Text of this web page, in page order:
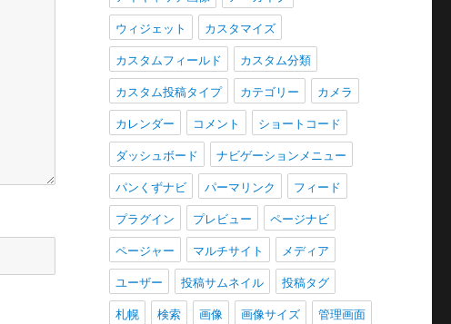
ウィジェット
カスタマイズ
カスタムフィールド
カスタム分類
カスタム投稿タイプ
カテゴリー
カメラ
カレンダー
コメント
ショートコード
ダッシュボード
ナビゲーションメニュー
パンくずナビ
パーマリンク
フィード
プラグイン
プレビュー
ページナビ
ページャー
マルチサイト
メディア
ユーザー
投稿サムネイル
投稿タグ
札幌
検索 画像 画像サイズ
管理画面